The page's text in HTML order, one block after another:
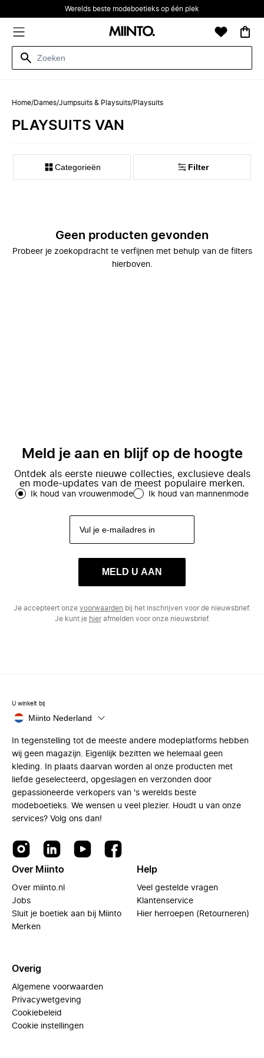
Werelds beste modeboetieks op één plek
Home/Dames/Jumpsuits & Playsuits/Playsuits
PLAYSUITS VAN
Categorieën Filter
Geen producten gevonden
Probeer je zoekopdracht te verfijnen met behulp van de filters
hierboven.
Meld je aan en blijf op de hoogte
Ontdek als eerste nieuwe collecties, exclusieve deals
en mode-updates van de meest populaire merken.
Ik houd van vrouwenmode Ik houd van mannenmode
MELD U AAN
Je accepteert onze voorwaarden bij het inschrijven voor de nieuwsbrief.
Je kunt je hierafmelden voor onze nieuwsbrief.
U winkelt bij
Miinto Nederland
In tegenstelling tot de meeste andere modeplatforms hebben
wij geen magazijn. Eigenlijk bezitten we helemaal geen
kleding. In plaats daarvan worden al onze producten met
liefde geselecteerd, opgeslagen en verzonden door
gepassioneerde verkopers van 's werelds beste
modeboetieks. We wensen u veel plezier. Houdt u van onze
services? Volg ons dan!
Over Miinto
Over miinto.nl
Jobs
Sluit je boetiek aan bij Miinto
Merken
Help
Veel gestelde vragen
Klantenservice
Hier herroepen (Retourneren)
Overig
Algemene voorwaarden
Privacywetgeving
Cookiebeleid
Cookie instellingen